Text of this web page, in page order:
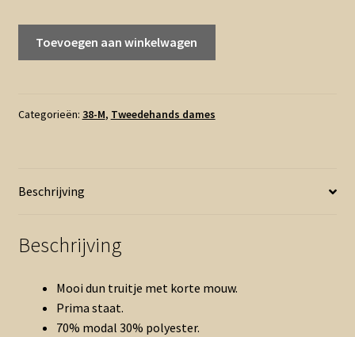
zomertruitje
Toevoegen aan winkelwagen
Categorieën: 38-M, Tweedehands dames
Beschrijving
Beschrijving
Mooi dun truitje met korte mouw.
Prima staat.
70% modal 30% polyester.